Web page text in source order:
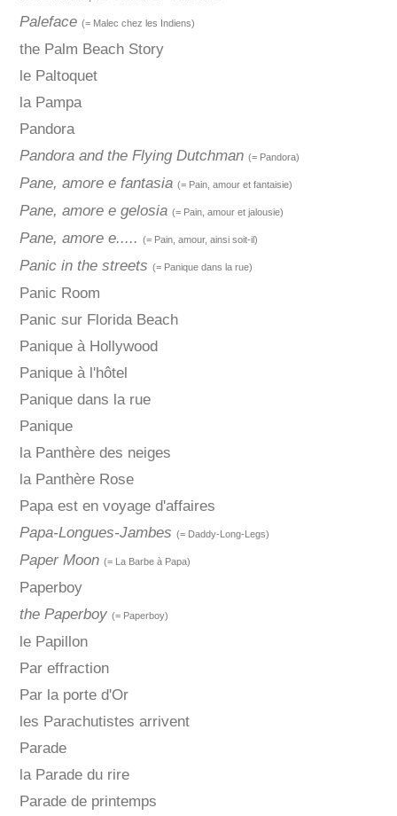
Paleface (= Malec chez les Indiens)
the Palm Beach Story
le Paltoquet
la Pampa
Pandora
Pandora and the Flying Dutchman (= Pandora)
Pane, amore e fantasia (= Pain, amour et fantaisie)
Pane, amore e gelosia (= Pain, amour et jalousie)
Pane, amore e..... (= Pain, amour, ainsi soit-il)
Panic in the streets (= Panique dans la rue)
Panic Room
Panic sur Florida Beach
Panique à Hollywood
Panique à l'hôtel
Panique dans la rue
Panique
la Panthère des neiges
la Panthère Rose
Papa est en voyage d'affaires
Papa-Longues-Jambes (= Daddy-Long-Legs)
Paper Moon (= La Barbe à Papa)
Paperboy
the Paperboy (= Paperboy)
le Papillon
Par effraction
Par la porte d'Or
les Parachutistes arrivent
Parade
la Parade du rire
Parade de printemps